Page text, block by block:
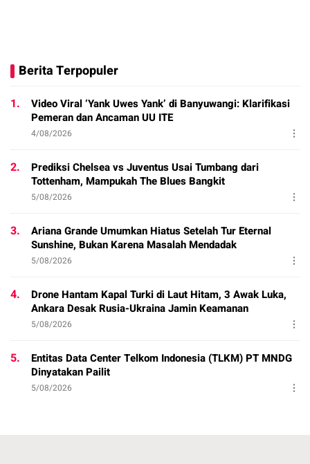
Berita Terpopuler
1.
Video Viral ‘Yank Uwes Yank’ di Banyuwangi: Klarifikasi
Pemeran dan Ancaman UU ITE
4/08/2026
2.
Prediksi Chelsea vs Juventus Usai Tumbang dari
Tottenham, Mampukah The Blues Bangkit
5/08/2026
3.
Ariana Grande Umumkan Hiatus Setelah Tur Eternal
Sunshine, Bukan Karena Masalah Mendadak
5/08/2026
4.
Drone Hantam Kapal Turki di Laut Hitam, 3 Awak Luka,
Ankara Desak Rusia-Ukraina Jamin Keamanan
5/08/2026
5.
Entitas Data Center Telkom Indonesia (TLKM) PT MNDG
Dinyatakan Pailit
5/08/2026